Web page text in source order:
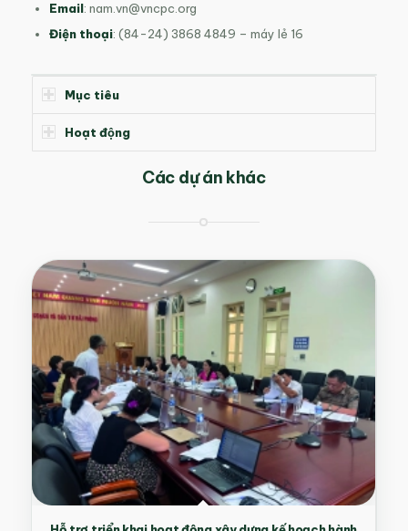
Email: nam.vn@vncpc.org
Điện thoại: (84-24) 3868 4849 – máy lẻ 16
Mục tiêu
Hoạt động
Các dự án khác